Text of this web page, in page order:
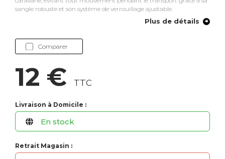
sangle robuste et son système de verrouillage ajustable.
Plus de détails
Comparer
12 € TTC
Livraison à Domicile :
En stock
Retrait Magasin :